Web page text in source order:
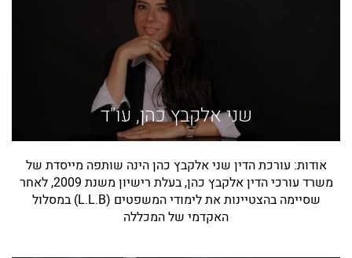
שני אלקבץ כהן, עו"ד
אודות: עורכת הדין שני אלקבץ כהן הינה שותפה מייסדת של
משרד עורכי הדין אלקבץ כהן, בעלת רישיון משנת 2009, לאחר
שסיימה בהצטיינות את לימודי המשפטים (L.L.B) במסלול
האקדמי של המכללה